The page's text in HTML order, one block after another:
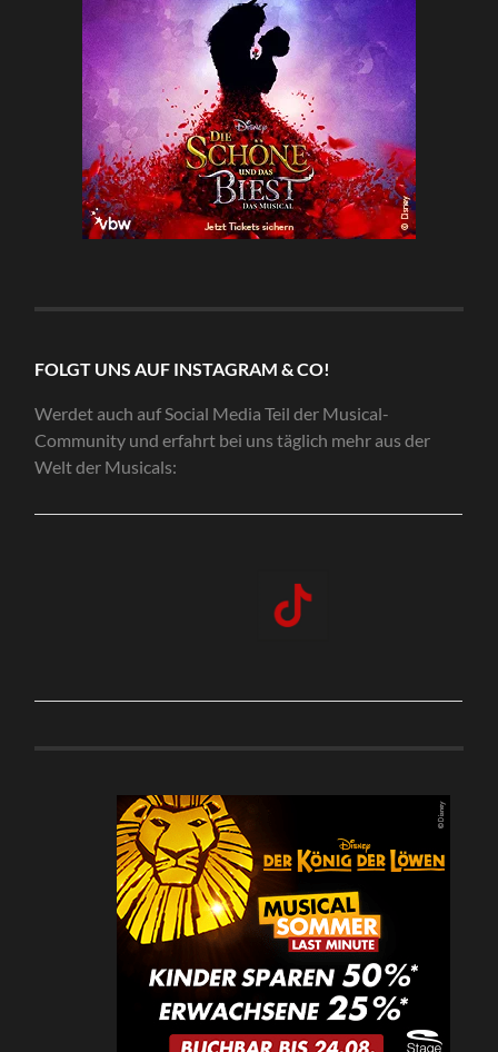
FOLGT UNS AUF INSTAGRAM & CO!
Werdet auch auf Social Media Teil der Musical-
Community und erfahrt bei uns täglich mehr aus der
Welt der Musicals: